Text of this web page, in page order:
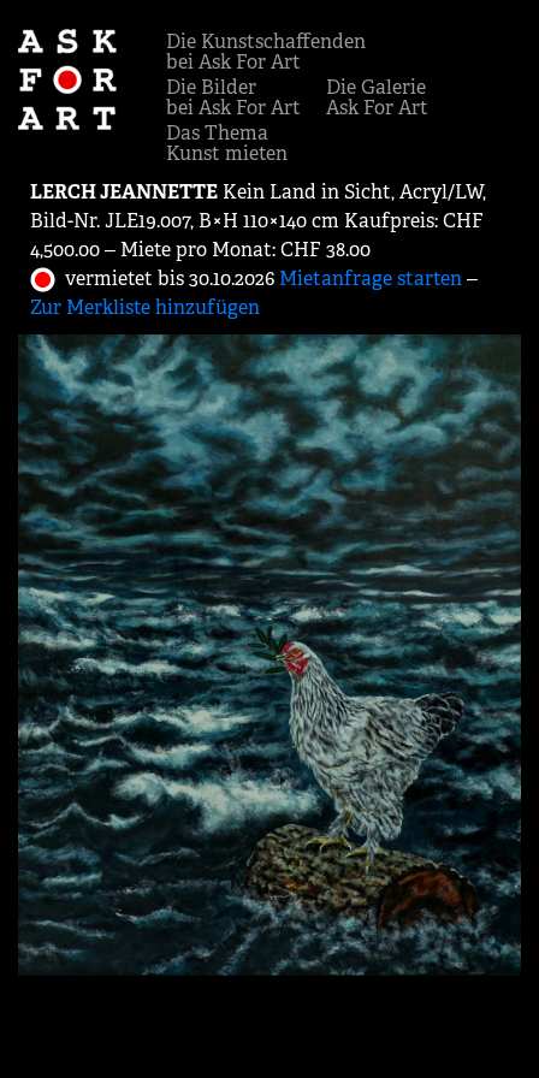
Die Kunstschaffenden
bei Ask For Art
Die Bilder
bei Ask For Art
Die Galerie
Ask For Art
Das Thema
Kunst mieten
LERCH JEANNETTE Kein Land in Sicht, Acryl/LW,
Bild-Nr. JLE19.007, B×H 110×140 cm Kaufpreis: CHF
4,500.00 ‒ Miete pro Monat: CHF 38.00
vermietet bis 30.10.2026 Mietanfrage starten‒
Zur Merkliste hinzufügen